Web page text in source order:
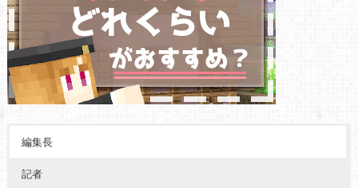
編集長
記者